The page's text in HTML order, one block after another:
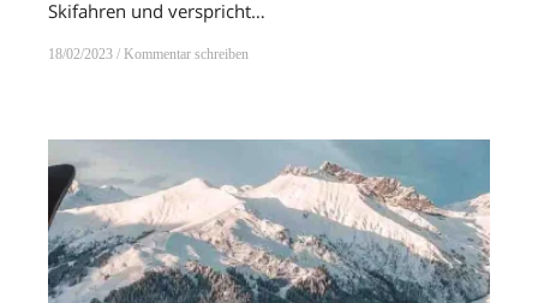
Skifahren und verspricht…
18/02/2023 Kommentar schreiben